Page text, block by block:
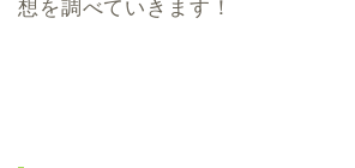
想を調べていきます！